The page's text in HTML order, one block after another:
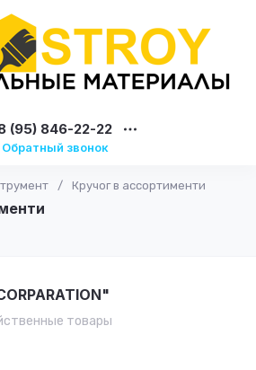
(95) 846-22-22
Обратный звонок
/ Кручог в ассортименти
товары